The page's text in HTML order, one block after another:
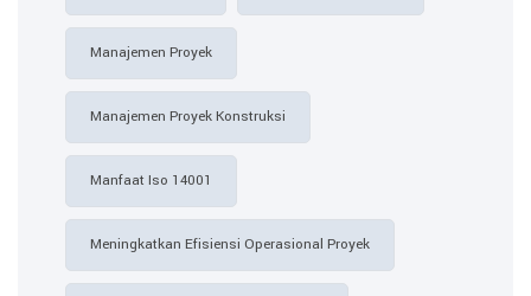
Manajemen Proyek
Manajemen Proyek Konstruksi
Manfaat Iso 14001
Meningkatkan Efisiensi Operasional Proyek